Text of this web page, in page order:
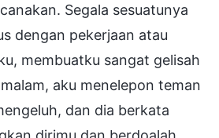
Segala sesuatunya
dengan pekerjaan atau
membuatku sangat gelisah
aku menelepon teman
dan dia berkata